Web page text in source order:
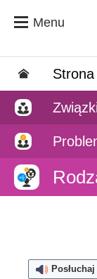
Menu
Strona
Posłuchaj